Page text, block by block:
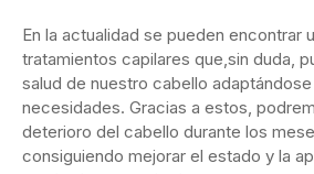
En la actualidad se pueden encontrar
tratamientos capilares que,sin duda,
salud de nuestro cabello
necesidades. Gracias a estos,
deterioro del cabello durante los
consiguiendo mejorar el estado y la